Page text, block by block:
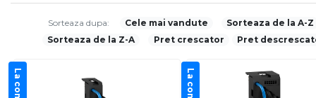
Sorteaza dupa: Cele mai vandute
Sorteaza de la A-Z
Sorteaza de la Z-A
Pret crescator Pret